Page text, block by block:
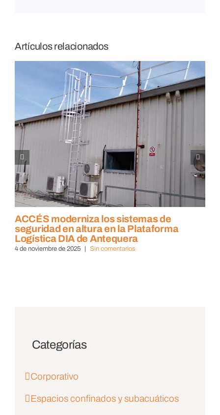
Artículos relacionados
ACCÉS moderniza los sistemas de
seguridad en altura en la Plataforma
Logística DIA de Antequera
4 de noviembre de 2025 Sin comentarios
Categorías
Corporativo
Espacios confinados y subacuáticos